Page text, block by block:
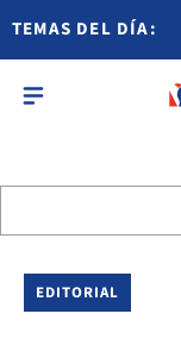
TEMAS DEL DÍA:
EDITORIAL